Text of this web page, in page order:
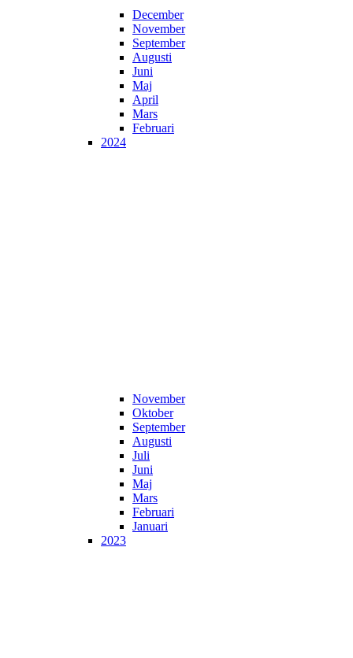
December
November
September
Augusti
Juni
Maj
April
Mars
Februari
2024
November
Oktober
September
Augusti
Juli
Juni
Maj
Mars
Februari
Januari
2023